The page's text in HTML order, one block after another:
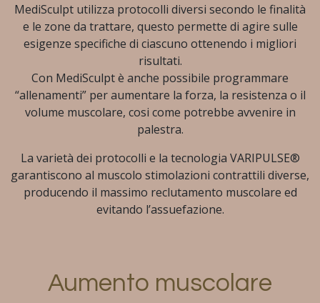
MediSculpt utilizza protocolli diversi secondo le finalità
e le zone da trattare, questo permette di agire sulle
esigenze specifiche di ciascuno ottenendo i migliori
risultati.
Con MediSculpt è anche possibile programmare
“allenamenti” per aumentare la forza, la resistenza o il
volume muscolare, cosi come potrebbe avvenire in
palestra.
La varietà dei protocolli e la tecnologia VARIPULSE®
garantiscono al muscolo stimolazioni contrattili diverse,
producendo il massimo reclutamento muscolare ed
evitando l’assuefazione.
Aumento muscolare